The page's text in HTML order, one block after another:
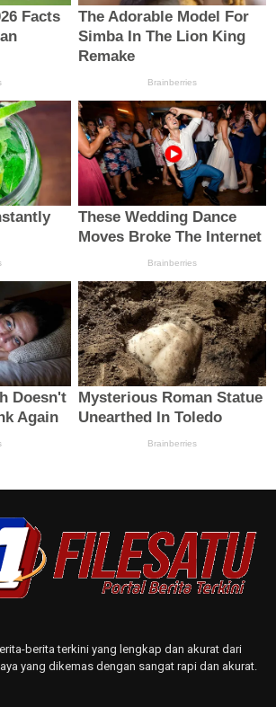
berita terkini yang lengkap dan akurat dari
yang dikemas dengan sangat rapi dan akurat.